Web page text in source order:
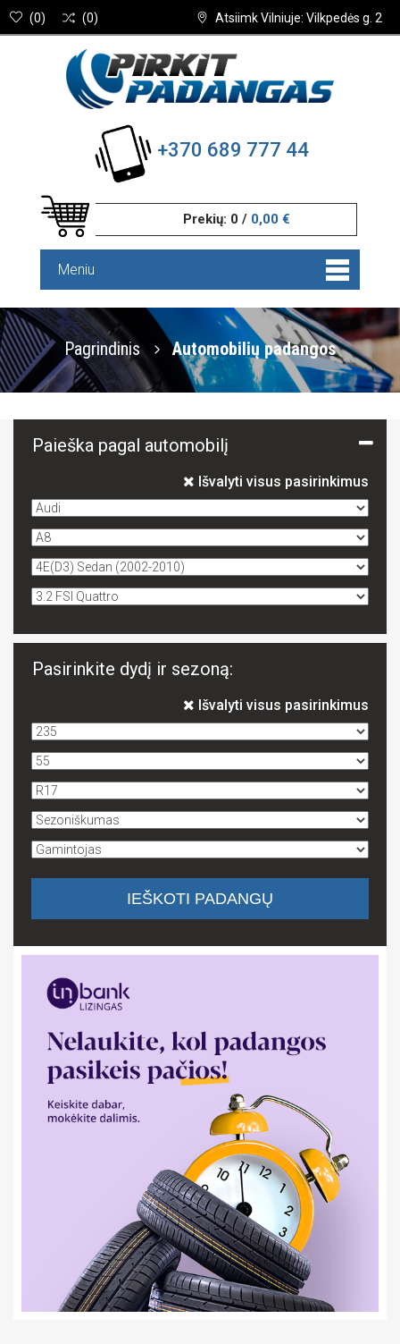
Atsiimk Vilniuje: Vilkpedės g. 2
(0) (0)
+370 689 777 44
Prekių: 0 / 0,00 €
Meniu
Pagrindinis Automobilių padangos
Paieška pagal automobilį
Išvalyti visus pasirinkimus
Pasirinkite dydį ir sezoną:
Išvalyti visus pasirinkimus